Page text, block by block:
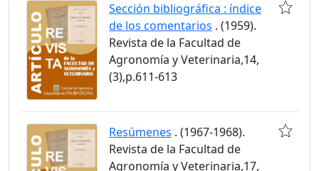
Sección bibliográfica : índice
de los comentarios . (1959).
Revista de la Facultad de
Agronomía y Veterinaria,14,
(3),p.611-613
Resúmenes . (1967-1968).
Revista de la Facultad de
Agronomía y Veterinaria,17,